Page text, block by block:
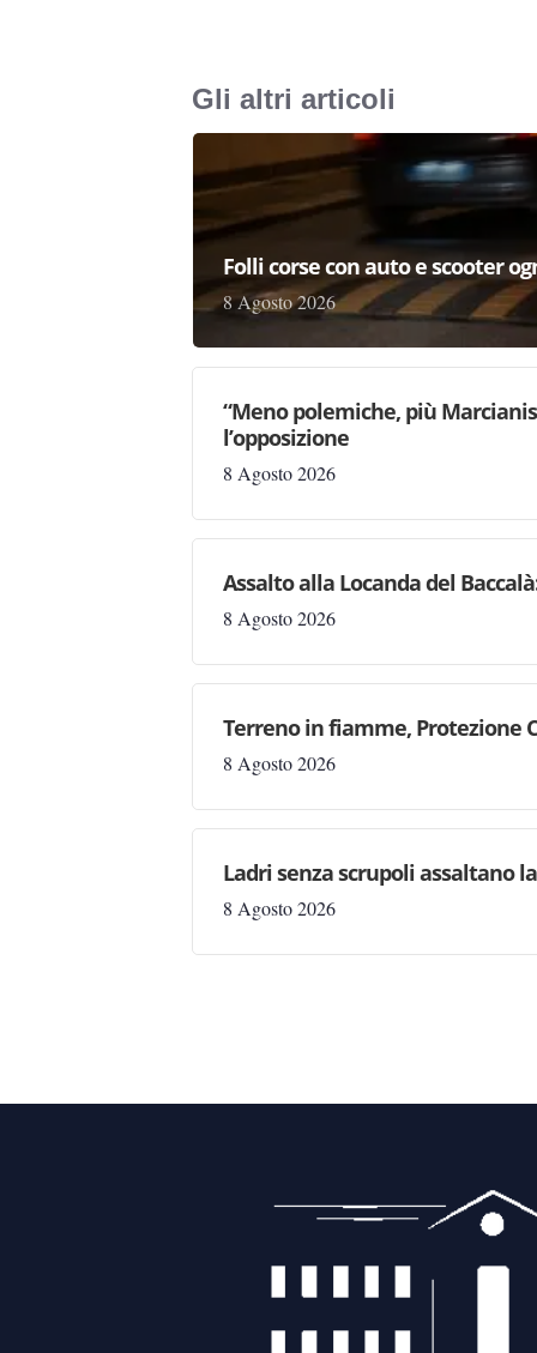
Gli altri articoli
Folli corse con auto e scooter
8 Agosto 2026
“Meno polemiche, più
l’opposizione
8 Agosto 2026
Assalto alla Locanda del
8 Agosto 2026
Terreno in fiamme, Protezione
8 Agosto 2026
Ladri senza scrupoli assaltano
8 Agosto 2026